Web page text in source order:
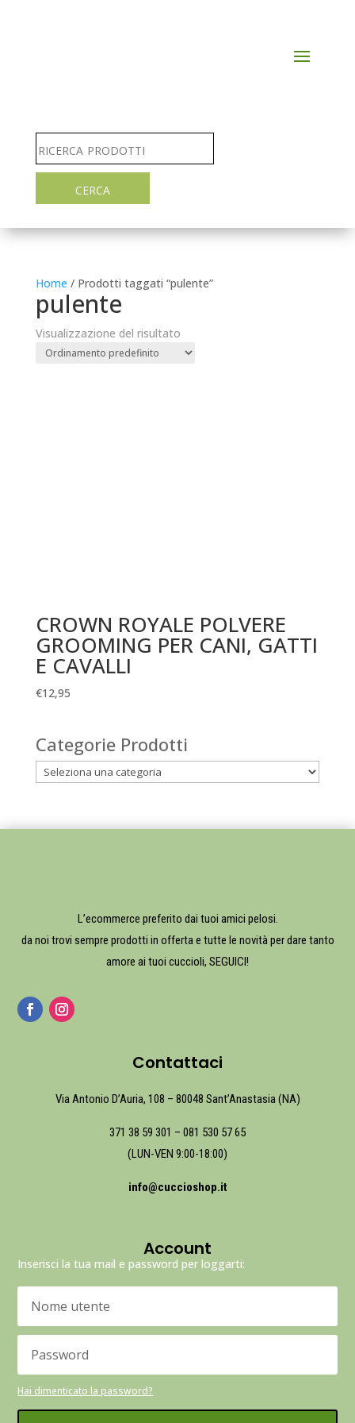
Home / Prodotti taggati “pulente”
pulente
Visualizzazione del risultato
CROWN ROYALE POLVERE
GROOMING PER CANI, GATTI
E CAVALLI
€12,95
Categorie Prodotti
L’ecommerce preferito dai tuoi amici pelosi.
da noi trovi sempre prodotti in offerta e tutte le novità per dare tanto
amore ai tuoi cuccioli, SEGUICI!
Contattaci
Via Antonio D’Auria, 108 – 80048 Sant’Anastasia (NA)
371 38 59 301 – 081 530 57 65
(LUN-VEN 9:00-18:00)
info@cuccioshop.it
Account
Inserisci la tua mail e password per loggarti:
Hai dimenticato la password?